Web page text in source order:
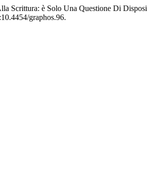
Scrittura: è Solo Una Questione Di
graphos.96.